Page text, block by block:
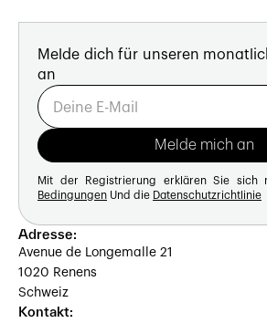
Melde dich für unseren
an
Mit der Registrierung erklären Sie sich
Bedingungen Und die Datenschutzrichtlinie
Adresse:
Avenue de Longemalle 21
1020 Renens
Schweiz
Kontakt: